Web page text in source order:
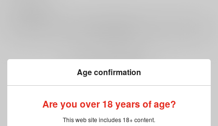
Age confirmation
Are you over 18 years of age?
This web site includes 18+ content.